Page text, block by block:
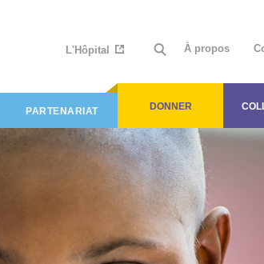
À propos
L'Hôpital
DONNER
PARTENARIAT